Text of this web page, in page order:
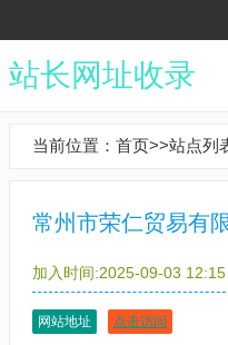
站长网址收录
当前位置： 首页>>站点列
常州市荣仁贸易有
加入时间:2025-09-03 12:15
网站地址 点击访问